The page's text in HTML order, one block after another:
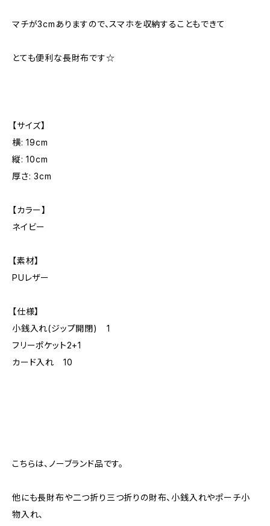
マチが3cmありますので、スマホを収納することもできて
とても便利な長財布です☆
【サイズ】
横: 19cm
縦: 10cm
厚さ: 3cm
【カラー】
ネイビー
【素材】
PUレザー
【仕様】
小銭入れ(ジップ開閉) 1
フリーポケット2+1
カード入れ 10
こちらは、ノーブランド品です。
他にも長財布や二つ折り三つ折りの財布、小銭入れやポーチ小
物入れ、